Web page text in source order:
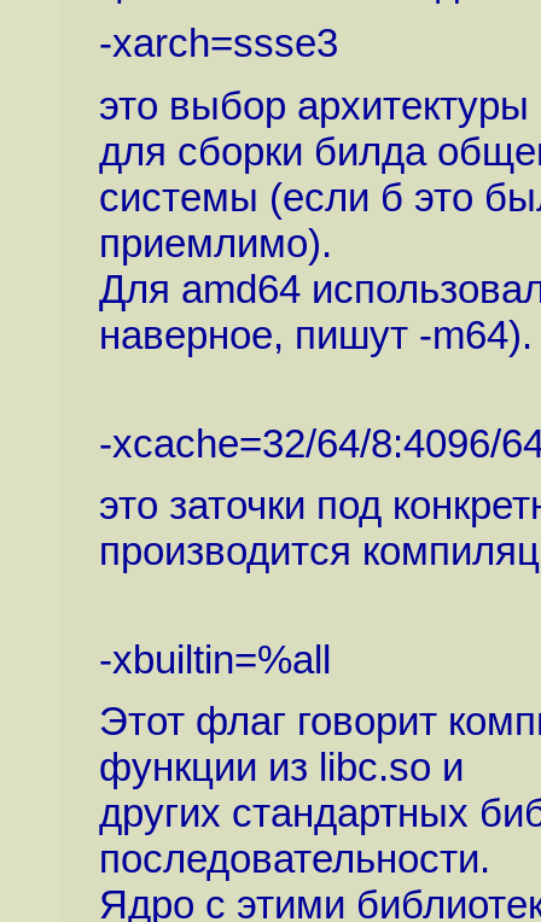
-xarch=ssse3
это выбор
для сборки билда
системы (если б это
приемлимо).
Для amd64
наверное, пишут -m64).
-xcache=32/64/8:4096/
это заточки под
производится
-xbuiltin=%all
Этот флаг говорит
функции из libc.so и
других стандартных
последовательности.
Ядро с этими